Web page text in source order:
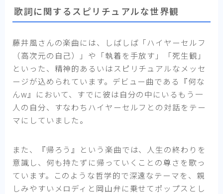
歌詞に関するスピリチュアルな世界観
藤井風さんの楽曲には、しばしば「ハイヤーセルフ
（高次元の自己）」や「執着を手放す」「死生観」
といった、精神的あるいはスピリチュアルなメッセ
ージが込められています。デビュー曲である『何な
んw』において、すでに彼は自分の中にいるもう一
人の自分、すなわちハイヤーセルフとの対話をテー
マにしていました。
また、『帰ろう』という楽曲では、人生の終わりを
意識し、何も持たずに帰っていくことの尊さを歌っ
ています。このような哲学的で深遠なテーマを、親
しみやすいメロディと岡山弁に乗せてポップスとし